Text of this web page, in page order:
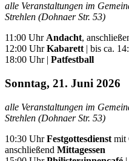
alle Veranstaltungen im
Strehlen (Dohnaer Str. 53)
11:00 Uhr Andacht,
12:00 UhrKabarett | bis ca.
18:00 Uhr | Patfestball
Sonntag, 21. Juni 2026
alle Veranstaltungen im
Strehlen (Dohnaer Str. 53)
10:30 UhrFestgottesdienst mit
anschließend Mittagessen